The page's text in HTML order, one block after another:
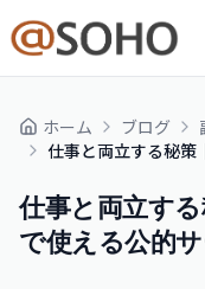
ホーム ブログ
仕事と両立す
で使える公的